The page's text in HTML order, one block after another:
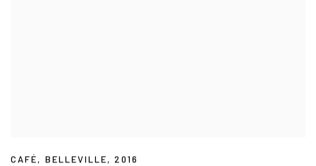
CAFÉ, BELLEVILLE,2016